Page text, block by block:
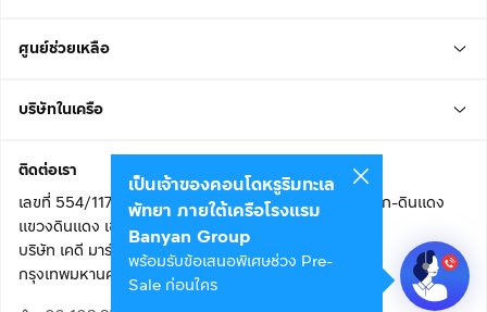
ศูนย์ช่วยเหลือ
บริษัทในเครือ
ติดต่อเรา
เลขที่ 554/117 อาคารสกายไนน์ เซ็นเตอร์ ชั้น 22 ถนนอโศก-ดินแดง
แขวงดินแดง เขตดินแดง
บริษัท เคดี มาร์เก็ตเพลส จำกัด (สำนักงานใหญ่)
กรุงเทพมหานคร 10400
เป็นเจ้าของคอนโดหรูริมทะเล
พัทยา ภายใต้เครือโรงแรม
Banyan Group
พร้อมรับข้อเสนอพิเศษช่วง Pre-
Sale ก่อนใคร